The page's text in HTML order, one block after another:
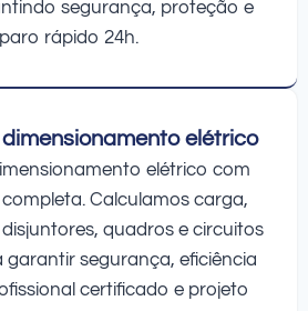
segurança, proteção e
rápido 24h.
elétrico
elétrico com
Calculamos carga,
quadros e circuitos
segurança, eficiência
certificado e projeto